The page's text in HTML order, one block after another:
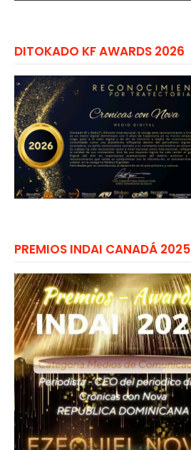
DITOKADO KF AWARDS 2026
PREMIOS INDAI CANADÁ 2025